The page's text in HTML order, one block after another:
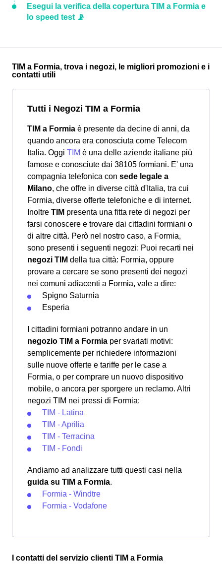
Esegui la verifica della copertura TIM a Formia e
lo speed test 📡
TIM a Formia, trova i negozi, le migliori promozioni e i
contatti utili
Tutti i Negozi TIM a Formia
TIM a Formia è presente da decine di anni, da
quando ancora era conosciuta come Telecom
Italia. Oggi TIM è una delle aziende italiane più
famose e conosciute dai 38105 formiani. E' una
compagnia telefonica con sede legale a
Milano, che offre in diverse città d'Italia, tra cui
Formia, diverse offerte telefoniche e di internet.
Inoltre TIM presenta una fitta rete di negozi per
farsi conoscere e trovare dai cittadini formiani o
di altre città. Però nel nostro caso, a Formia,
sono presenti i seguenti negozi: Puoi recarti nei
negozi TIM della tua città: Formia, oppure
provare a cercare se sono presenti dei negozi
nei comuni adiacenti a Formia, vale a dire:
Spigno Saturnia
Esperia
I cittadini formiani potranno andare in un
negozio TIM a Formia per svariati motivi:
semplicemente per richiedere informazioni
sulle nuove offerte e tariffe per le case a
Formia, o per comprare un nuovo dispositivo
mobile, o ancora per sporgere un reclamo. Altri
negozi TIM nei pressi di Formia:
TIM - Latina
TIM - Aprilia
TIM - Terracina
TIM - Fondi
Andiamo ad analizzare tutti questi casi nella
guida su TIM a Formia.
Formia - Windtre
Formia - Vodafone
I contatti del servizio clienti TIM a Formia